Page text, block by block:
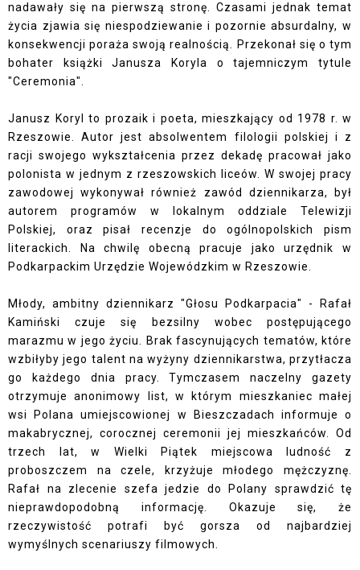
nadawały się na pierwszą stronę. Czasami jednak temat
życia zjawia się niespodziewanie i pozornie absurdalny, w
konsekwencji poraża swoją realnością. Przekonał się o tym
bohater książki Janusza Koryla o tajemniczym tytule
"Ceremonia".
Janusz Koryl to prozaik i poeta, mieszkający od 1978 r. w
Rzeszowie. Autor jest absolwentem filologii polskiej i z
racji swojego wykształcenia przez dekadę pracował jako
polonista w jednym z rzeszowskich liceów. W swojej pracy
zawodowej wykonywał również zawód dziennikarza, był
autorem programów w lokalnym oddziale Telewizji
Polskiej, oraz pisał recenzje do ogólnopolskich pism
literackich. Na chwilę obecną pracuje jako urzędnik w
Podkarpackim Urzędzie Wojewódzkim w Rzeszowie.
Młody, ambitny dziennikarz "Głosu Podkarpacia" - Rafał
Kamiński czuje się bezsilny wobec postępującego
marazmu w jego życiu. Brak fascynujących tematów, które
wzbiłyby jego talent na wyżyny dziennikarstwa, przytłacza
go każdego dnia pracy. Tymczasem naczelny gazety
otrzymuje anonimowy list, w którym mieszkaniec małej
wsi Polana umiejscowionej w Bieszczadach informuje o
makabrycznej, corocznej ceremonii jej mieszkańców. Od
trzech lat, w Wielki Piątek miejscowa ludność z
proboszczem na czele, krzyżuje młodego mężczyznę.
Rafał na zlecenie szefa jedzie do Polany sprawdzić tę
nieprawdopodobną informację. Okazuje się, że
rzeczywistość potrafi być gorsza od najbardziej
wymyślnych scenariuszy filmowych.